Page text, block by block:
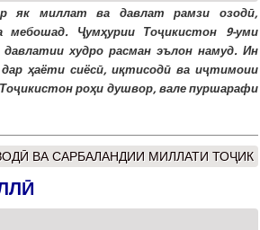
як миллат ва давлат рамзи озодӣ,
мебошад. Ҷумҳурии Тоҷикистон 9-уми
худро расман эълон намуд. Ин
ҳаёти сиёсӣ, иқтисодӣ ва иҷтимоии
роҳи душвор, вале пуршарафи
ВА САРБАЛАНДИИ МИЛЛАТИ ТОҶИК